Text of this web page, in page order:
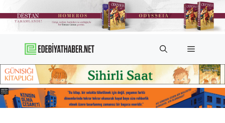
atla
Menü